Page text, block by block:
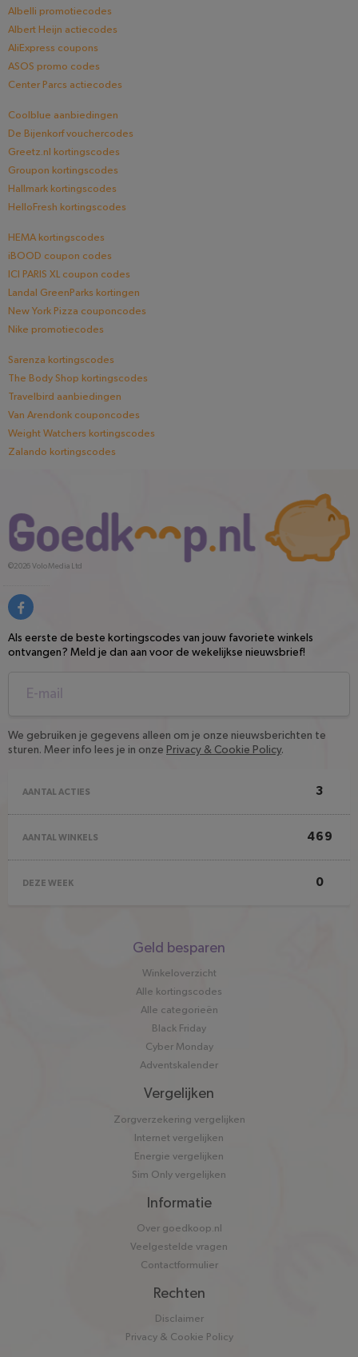
Albelli promotiecodes
Albert Heijn actiecodes
AliExpress coupons
ASOS promo codes
Center Parcs actiecodes
Coolblue aanbiedingen
De Bijenkorf vouchercodes
Greetz.nl kortingscodes
Groupon kortingscodes
Hallmark kortingscodes
HelloFresh kortingscodes
HEMA kortingscodes
iBOOD coupon codes
ICI PARIS XL coupon codes
Landal GreenParks kortingen
New York Pizza couponcodes
Nike promotiecodes
Sarenza kortingscodes
The Body Shop kortingscodes
Travelbird aanbiedingen
Van Arendonk couponcodes
Weight Watchers kortingscodes
Zalando kortingscodes
©2026Volo Media Ltd
Als eerste de beste kortingscodes van jouw favoriete winkels
ontvangen? Meld je dan aan voor de wekelijkse nieuwsbrief!
We gebruiken je gegevens alleen om je onze nieuwsberichten te
sturen. Meer info lees je in onze Privacy & Cookie Policy.
AANTAL ACTIES 3
AANTAL WINKELS 469
DEZE WEEK 0
Geld besparen
Winkeloverzicht
Alle kortingscodes
Alle categorieën
Black Friday
Cyber Monday
Adventskalender
Vergelijken
Zorgverzekering vergelijken
Internet vergelijken
Energie vergelijken
Sim Only vergelijken
Informatie
Over goedkoop.nl
Veelgestelde vragen
Contactformulier
Rechten
Disclaimer
Privacy & Cookie Policy